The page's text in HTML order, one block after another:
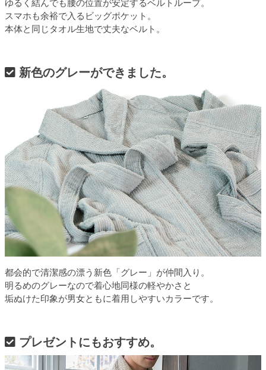
ゆるく結んでも腰の位置が安定するベルトループ。
スマホも余裕で入るビッグポケット。
本体と同じタオル生地で丈夫なベルト。
新色のグレーができました。
都会的で清潔感の漂う新色「グレー」が仲間入り。
明るめのグレーなので着心地同様の軽やかさと
垢ぬけた印象が男女ともに着用しやすいカラーです。
プレゼントにもおすすめ。